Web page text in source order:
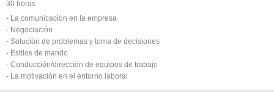
30 horas
- La comunicación en la empresa
- Negociación
- Solución de problemas y toma de decisiones
- Estilos de mando
- Conducción/dirección de equipos de trabajo
- La motivación en el entorno laboral